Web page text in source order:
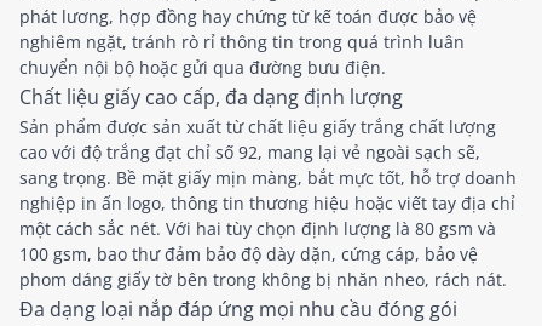
phát lương, hợp đồng hay chứng từ kế toán được bảo vệ
nghiêm ngặt, tránh rò rỉ thông tin trong quá trình luân
chuyển nội bộ hoặc gửi qua đường bưu điện.
Chất liệu giấy cao cấp, đa dạng định lượng
Sản phẩm được sản xuất từ chất liệu giấy trắng chất lượng
cao với độ trắng đạt chỉ số 92, mang lại vẻ ngoài sạch sẽ,
sang trọng. Bề mặt giấy mịn màng, bắt mực tốt, hỗ trợ doanh
nghiệp in ấn logo, thông tin thương hiệu hoặc viết tay địa chỉ
một cách sắc nét. Với hai tùy chọn định lượng là 80 gsm và
100 gsm, bao thư đảm bảo độ dày dặn, cứng cáp, bảo vệ
phom dáng giấy tờ bên trong không bị nhăn nheo, rách nát.
Đa dạng loại nắp đáp ứng mọi nhu cầu đóng gói